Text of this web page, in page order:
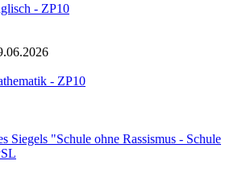
- ZP10
- ZP10
Siegels "Schule ohne Rassismus - Schule